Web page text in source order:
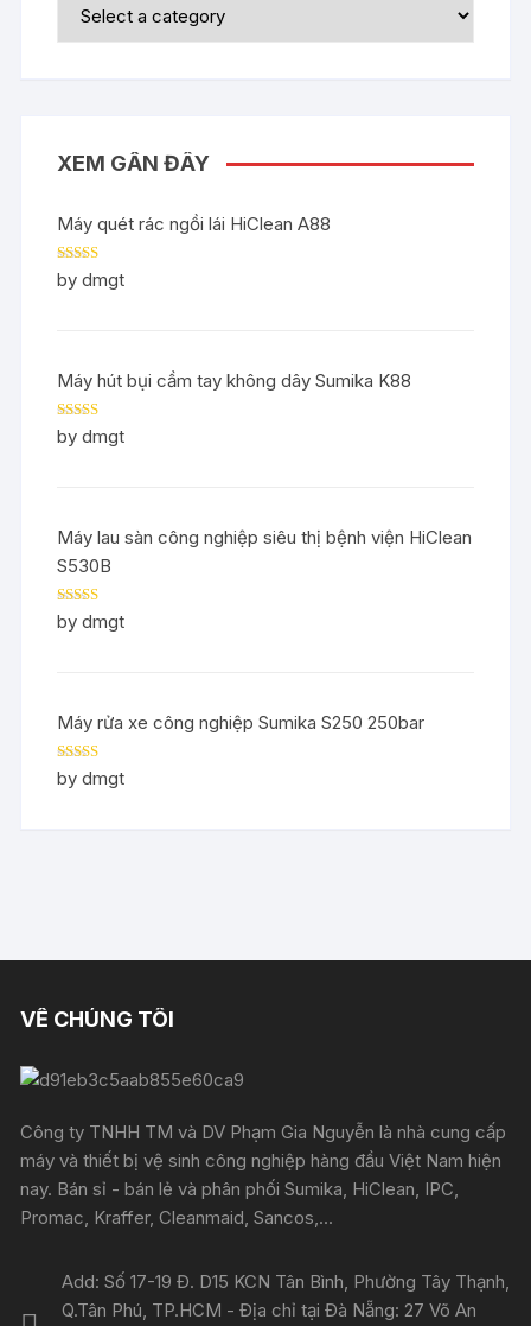
XEM GẦN ĐÂY
Máy quét rác ngồi lái HiClean A88
Rated5out
of 5
by dmgt
Máy hút bụi cầm tay không dây Sumika K88
Rated5out
of 5
by dmgt
Máy lau sàn công nghiệp siêu thị bệnh viện HiClean
S530B
Rated5out
of 5
by dmgt
Máy rửa xe công nghiệp Sumika S250 250bar
Rated5out
of 5
by dmgt
VỀ CHÚNG TÔI
Công ty TNHH TM và DV Phạm Gia Nguyễn là nhà cung cấp
máy và thiết bị vệ sinh công nghiệp hàng đầu Việt Nam hiện
nay. Bán sỉ - bán lẻ và phân phối Sumika, HiClean, IPC,
Promac, Kraffer, Cleanmaid, Sancos,...
Add: Số 17-19 Đ. D15 KCN Tân Bình, Phường Tây Thạnh,
Q.Tân Phú, TP.HCM - Địa chỉ tại Đà Nẵng: 27 Võ An